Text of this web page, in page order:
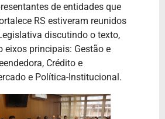
de entidades que
RS estiveram reunidos
discutindo o texto,
eixos principais: Gestão e
Crédito e
e Política-Institucional.